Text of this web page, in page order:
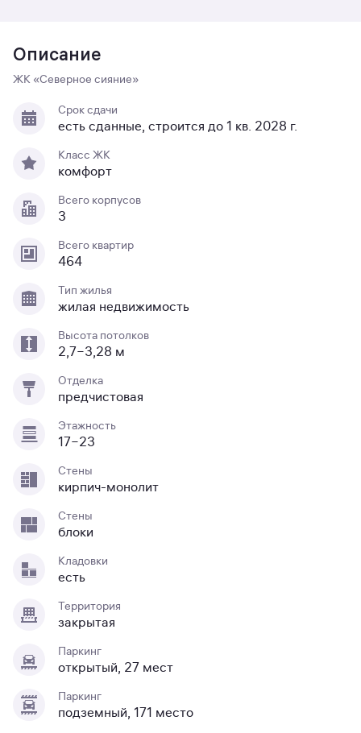
Описание
ЖК «Северное сияние»
Срок сдачи
есть сданные, строится до 1 кв. 2028 г.
Класс ЖК
комфорт
Всего корпусов
3
Всего квартир
464
Тип жилья
жилая недвижимость
Высота потолков
2,7−3,28 м
Отделка
предчистовая
Этажность
17−23
Стены
кирпич-монолит
Стены
блоки
Кладовки
есть
Территория
закрытая
Паркинг
открытый, 27 мест
Паркинг
подземный, 171 место